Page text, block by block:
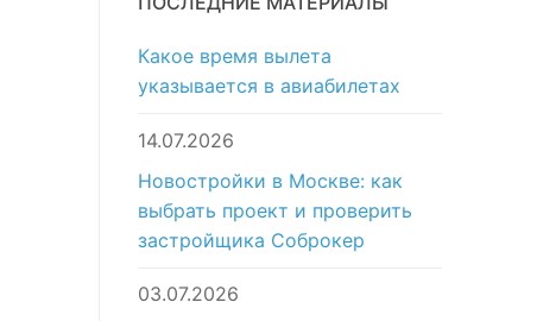
Какое время вылета
указывается в авиабилетах
14.07.2026
Новостройки в Москве: как
выбрать проект и проверить
застройщика Соброкер
03.07.2026